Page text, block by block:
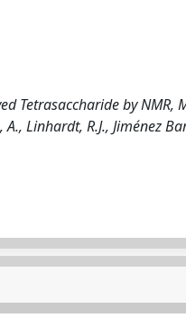
Tetrasaccharide by
Linhardt, R.J., Jiménez